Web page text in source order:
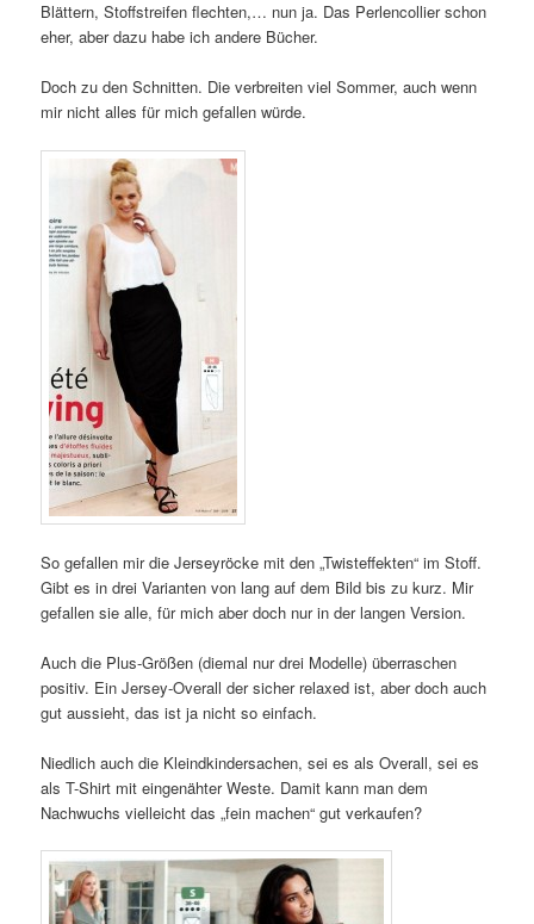
Blättern, Stoffstreifen flechten,… nun ja. Das Perlencollier schon
eher, aber dazu habe ich andere Bücher.
Doch zu den Schnitten. Die verbreiten viel Sommer, auch wenn
mir nicht alles für mich gefallen würde.
So gefallen mir die Jerseyröcke mit den „Twisteffekten“ im Stoff.
Gibt es in drei Varianten von lang auf dem Bild bis zu kurz. Mir
gefallen sie alle, für mich aber doch nur in der langen Version.
Auch die Plus-Größen (diemal nur drei Modelle) überraschen
positiv. Ein Jersey-Overall der sicher relaxed ist, aber doch auch
gut aussieht, das ist ja nicht so einfach.
Niedlich auch die Kleindkindersachen, sei es als Overall, sei es
als T-Shirt mit eingenähter Weste. Damit kann man dem
Nachwuchs vielleicht das „fein machen“ gut verkaufen?